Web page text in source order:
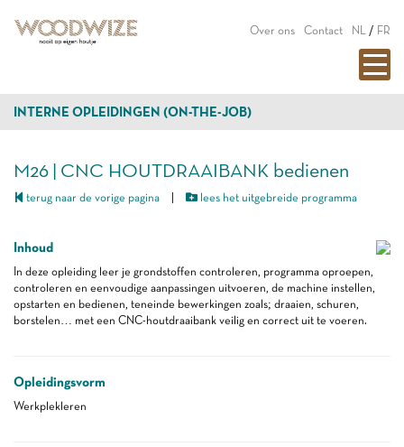
Over ons Contact NL / FR
INTERNE OPLEIDINGEN (ON-THE-JOB)
M26 | CNC HOUTDRAAIBANK bedienen
terug naar de vorige pagina lees het uitgebreide programma
Inhoud
In deze opleiding leer je grondstoffen controleren, programma oproepen,
controleren en eenvoudige aanpassingen uitvoeren, de machine instellen,
opstarten en bedienen, teneinde bewerkingen zoals; draaien, schuren,
borstelen… met een CNC-houtdraaibank veilig en correct uit te voeren.
Opleidingsvorm
Werkplekleren